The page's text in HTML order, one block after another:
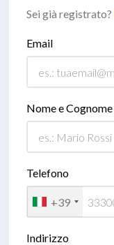
Sei già registrato?
Email
Nome e Cognome
Telefono
+39
Indirizzo